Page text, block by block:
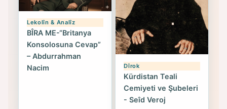
Lekolîn & Analîz
BÎRA ME-“Britanya
Konsolosuna Cevap”
– Abdurrahman
Nacim
Dîrok
Kürdistan Teali
Cemiyeti ve Şubeleri
- Seîd Veroj